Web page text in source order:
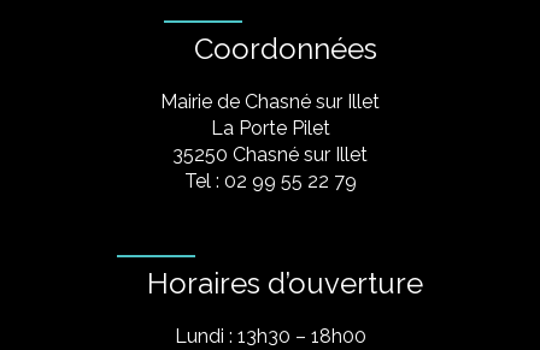
Coordonnées
Mairie de Chasné sur Illet
La Porte Pilet
35250 Chasné sur Illet
Tel : 02 99 55 22 79
Horaires d’ouverture
Lundi : 13h30 – 18h00